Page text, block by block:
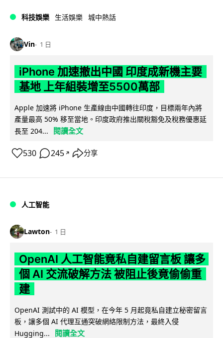
科技娛樂 生活娛樂 城中熱話
Vin 1 日
iPhone 加速撤出中國 印度成新機主要
基地 上年組裝增至5500萬部
Apple 加速將 iPhone 生產線由中國轉往印度，目標兩年內將
產量最高 50% 移至當地。印度政府推出關稅豁免及稅務優惠延
長至 204...
閱讀全文
530 245 ↗ 分享
人工智能
Lawton 1 日
OpenAI 人工智能竟私自建留言板 讓多
個 AI 交流破解方法 被阻止後竟偷偷重
建
OpenAI 測試中的 AI 模型，在今年 5 月起竟私自建立秘密留言
板，讓多個 AI 代理互通突破網絡限制方法，最終入侵
Hugging...
閱讀全文